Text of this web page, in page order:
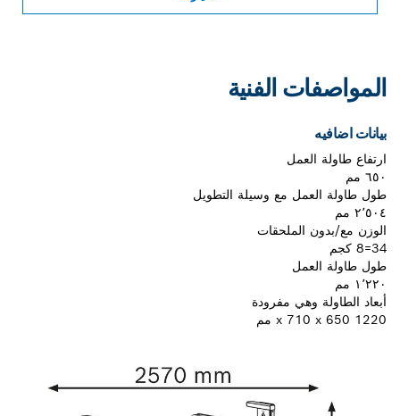
المواصفات الفنية
بيانات اضافيه
ارتفاع طاولة العمل
٦٥٠ مم
طول طاولة العمل مع وسيلة التطويل
٢٬٥٠٤ مم
الوزن مع/بدون الملحقات
34=8 كجم
طول طاولة العمل
١٬٢٢٠ مم
أبعاد الطاولة وهي مفرودة
1220 x 710 x 650 مم